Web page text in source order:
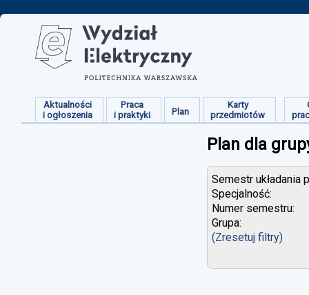
Aktualności
i ogłoszenia
Praca
i praktyki
Plan
Karty
przedmiotów
Plan dla
Semestr układania
Specjalność:
Numer semestru:
Grupa:
(Zresetuj filtry)